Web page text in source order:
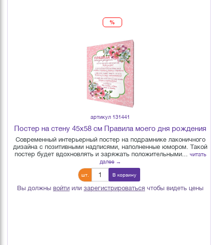
%
артикул 131441
Постер на стену 45х58 см Правила моего дня рождения
Современный интерьерный постер на подрамнике лаконичного
дизайна с позитивными надписями, наполненные юмором. Такой
постер будет вдохновлять и заряжать положительными...
читать
далее →
шт. В корзину
Вы должны войти или зарегистрироваться чтобы видеть цены